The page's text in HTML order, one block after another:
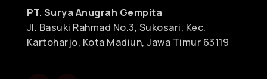
PT. Surya Anugrah Gempita
Jl. Basuki Rahmad No.3, Sukosari, Kec.
Kartoharjo, Kota Madiun, Jawa Timur 63119